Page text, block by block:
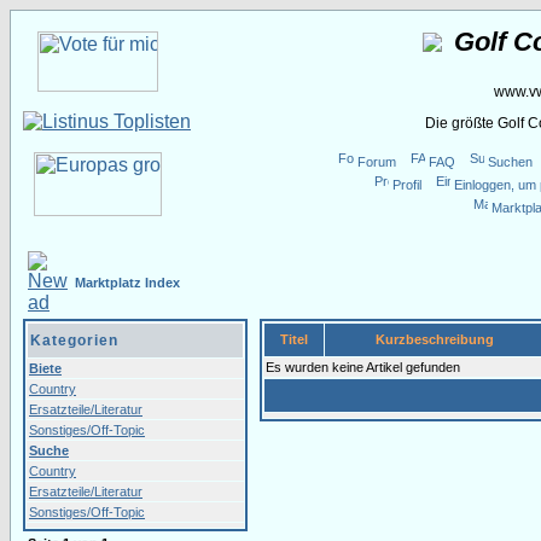
Golf
Die größte Golf
Forum FAQ
Suchen
Profil
Einloggen,
Marktplatz Index
Kategorien
Biete
Country
Ersatzteile/Literatur
Sonstiges/Off-Topic
Suche
Country
Ersatzteile/Literatur
Sonstiges/Off-Topic
Titel
Kurzbeschreibung
Es wurden keine Artikel gefunden